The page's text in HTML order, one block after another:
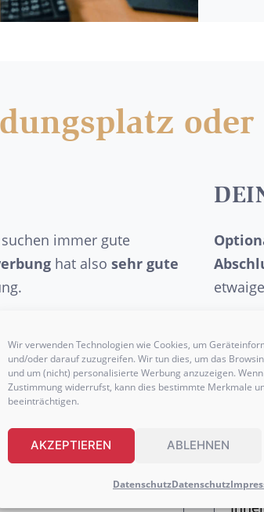
Wir verwenden Technologien wie Cookies, um
und/oder darauf zuzugreifen. Wir tun dies, um das
und um (nicht) personalisierte Werbung anzuzeigen.
Zustimmung widerrufst, kann dies bestimmte Merkmale
beeinträchtigen.
AKZEPTIEREN ABLEHNEN
DatenschutzDatenschutz
immer gute
hat also sehr gute
etwaige